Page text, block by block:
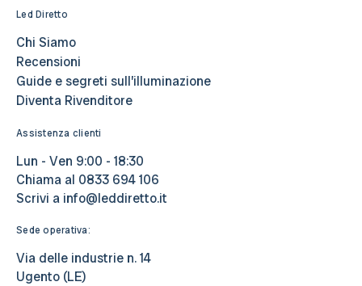
Led Diretto
Chi Siamo
Recensioni
Guide e segreti sull’illuminazione
Diventa Rivenditore
Assistenza clienti
Lun - Ven 9:00 - 18:30
Chiama al 0833 694 106
Scrivi a info@leddiretto.it
Sede operativa:
Via delle industrie n. 14
Ugento (LE)